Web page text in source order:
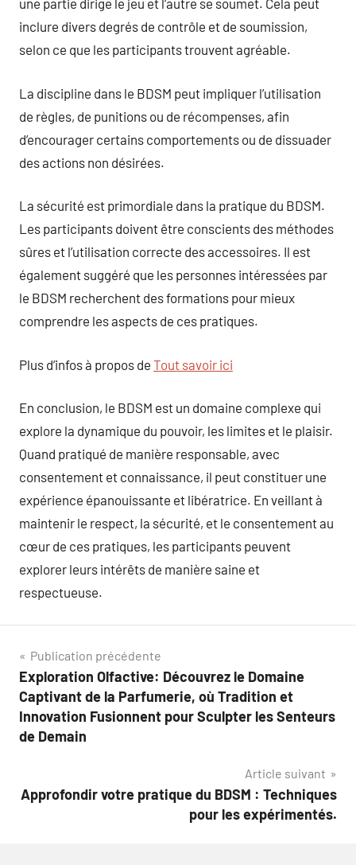
une partie dirige le jeu et l’autre se soumet. Cela peut
inclure divers degrés de contrôle et de soumission,
selon ce que les participants trouvent agréable.
La discipline dans le BDSM peut impliquer l’utilisation
de règles, de punitions ou de récompenses, afin
d’encourager certains comportements ou de dissuader
des actions non désirées.
La sécurité est primordiale dans la pratique du BDSM.
Les participants doivent être conscients des méthodes
sûres et l’utilisation correcte des accessoires. Il est
également suggéré que les personnes intéressées par
le BDSM recherchent des formations pour mieux
comprendre les aspects de ces pratiques.
Plus d’infos à propos de Tout savoir ici
En conclusion, le BDSM est un domaine complexe qui
explore la dynamique du pouvoir, les limites et le plaisir.
Quand pratiqué de manière responsable, avec
consentement et connaissance, il peut constituer une
expérience épanouissante et libératrice. En veillant à
maintenir le respect, la sécurité, et le consentement au
cœur de ces pratiques, les participants peuvent
explorer leurs intérêts de manière saine et
respectueuse.
Navigation
de
l’article
Publication précédente
Exploration Olfactive: Découvrez le Domaine
Captivant de la Parfumerie, où Tradition et
Innovation Fusionnent pour Sculpter les Senteurs
de Demain
Article suivant
Approfondir votre pratique du BDSM : Techniques
pour les expérimentés.